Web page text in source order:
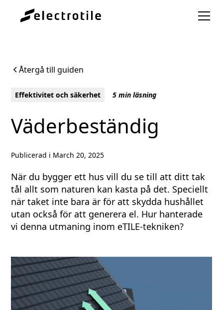
Återgå till guiden
Effektivitet och säkerhet 5 min läsning
Väderbeständig
Publicerad i March 20, 2025
När du bygger ett hus vill du se till att ditt tak
tål allt som naturen kan kasta på det. Speciellt
när taket inte bara är för att skydda hushållet
utan också för att generera el. Hur hanterade
vi denna utmaning inom eTILE-tekniken?